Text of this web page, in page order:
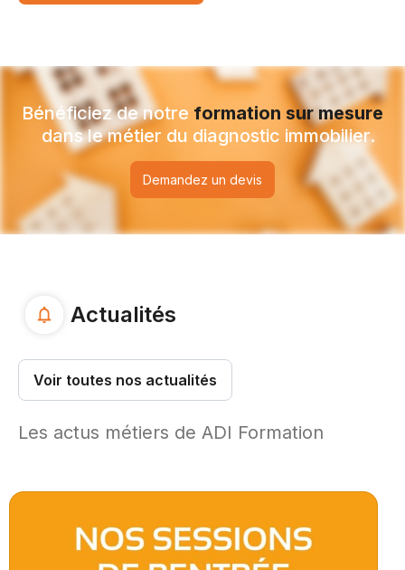
Bénéficiez de notre formation sur mesure
dans le métier du diagnostic immobilier.
Demandez un devis
Actualités
Voir toutes nos actualités
Les actus métiers de ADI Formation